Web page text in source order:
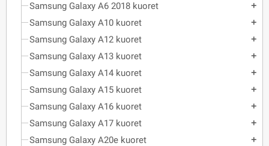
Samsung Galaxy A6 2018 kuoret
add
Samsung Galaxy A10 kuoret add
Samsung Galaxy A12 kuoret add
Samsung Galaxy A13 kuoret add
Samsung Galaxy A14 kuoret add
Samsung Galaxy A15 kuoret add
Samsung Galaxy A16 kuoret add
Samsung Galaxy A17 kuoret add
Samsung Galaxy A20e kuoret add